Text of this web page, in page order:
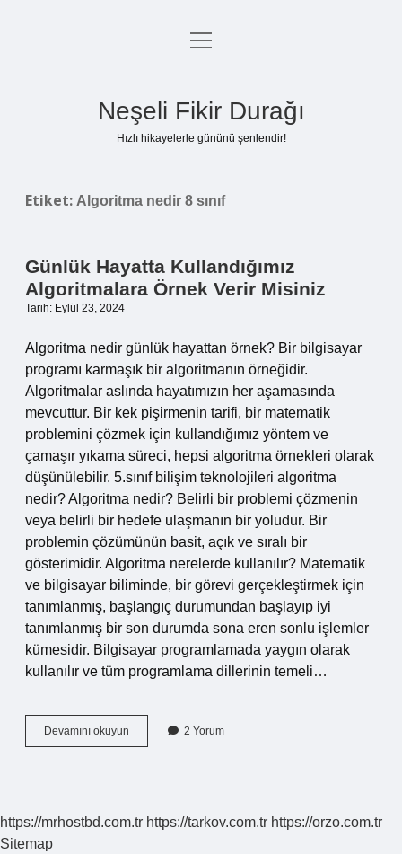
Anasayfa
menüyü
Neşeli Fikir Durağı
Hızlı hikayelerle gününü şenlendir!
Etiket: Algoritma nedir 8 sınıf
Günlük Hayatta Kullandığımız
Algoritmalara Örnek Verir Misiniz
Tarih: Eylül 23, 2024
Algoritma nedir günlük hayattan örnek? Bir bilgisayar
programı karmaşık bir algoritmanın örneğidir.
Algoritmalar aslında hayatımızın her aşamasında
mevcuttur. Bir kek pişirmenin tarifi, bir matematik
problemini çözmek için kullandığımız yöntem ve
çamaşır yıkama süreci, hepsi algoritma örnekleri olarak
düşünülebilir. 5.sınıf bilişim teknolojileri algoritma
nedir? Algoritma nedir? Belirli bir problemi çözmenin
veya belirli bir hedefe ulaşmanın bir yoludur. Bir
problemin çözümünün basit, açık ve sıralı bir
gösterimidir. Algoritma nerelerde kullanılır? Matematik
ve bilgisayar biliminde, bir görevi gerçekleştirmek için
tanımlanmış, başlangıç ​​durumundan başlayıp iyi
tanımlanmış bir son durumda sona eren sonlu işlemler
kümesidir. Bilgisayar programlamada yaygın olarak
kullanılır ve tüm programlama dillerinin temeli…
Devamını okuyun
Hayatta
Misiniz
2 Yorum
https://mrhostbd.com.tr https://tarkov.com.tr https://orzo.com.tr
Sitemap